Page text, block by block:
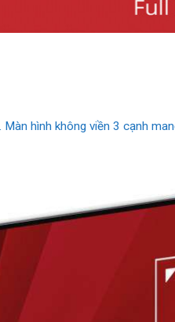
hình không viền 3 cạnh